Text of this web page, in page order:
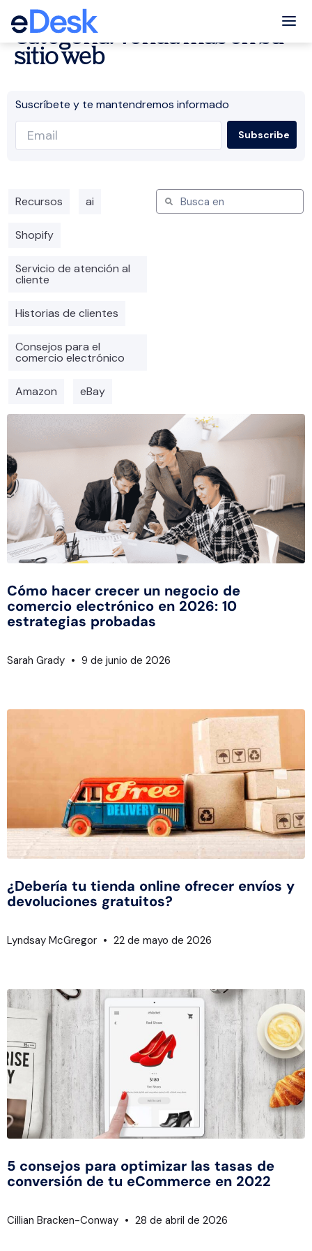
Categoría: Venda más en su
sitio web
Suscríbete y te mantendremos informado
Recursos ai
Shopify
Servicio de atención al
cliente
Historias de clientes
Consejos para el
comercio electrónico
Amazon eBay
Cómo hacer crecer un negocio de
comercio electrónico en 2026: 10
estrategias probadas
Sarah Grady 9 de junio de 2026
¿Debería tu tienda online ofrecer envíos y
devoluciones gratuitos?
Lyndsay McGregor 22 de mayo de 2026
5 consejos para optimizar las tasas de
conversión de tu eCommerce en 2022
Cillian Bracken-Conway 28 de abril de 2026